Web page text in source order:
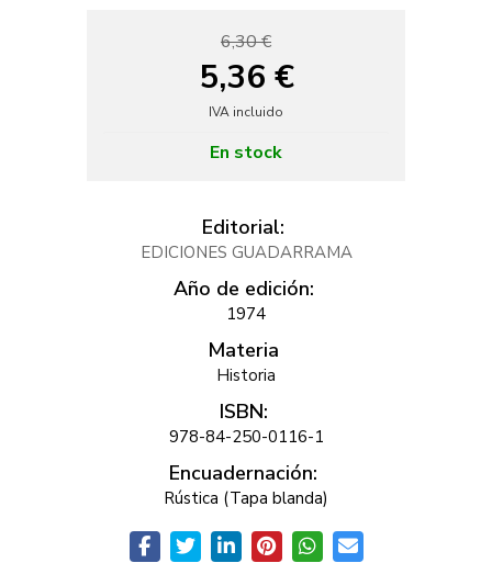
6,30 €
5,36 €
IVA incluido
En stock
Editorial:
EDICIONES GUADARRAMA
Año de edición:
1974
Materia
Historia
ISBN:
978-84-250-0116-1
Encuadernación:
Rústica (Tapa blanda)